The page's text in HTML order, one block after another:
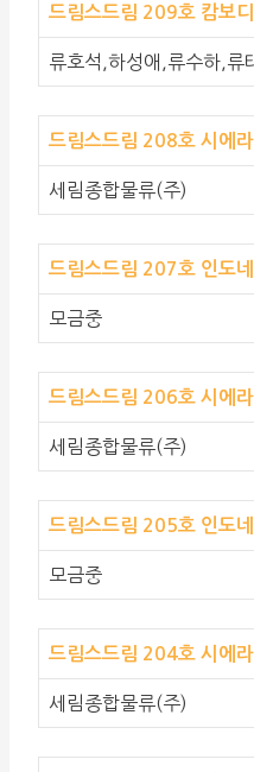
드림스드림 209호 캄보
류호석,하성애,류수하,류
드림스드림 208호 시에
세림종합물류(주)
드림스드림 207호 인도
모금중
드림스드림 206호 시에
세림종합물류(주)
드림스드림 205호 인도
모금중
드림스드림 204호 시에
세림종합물류(주)